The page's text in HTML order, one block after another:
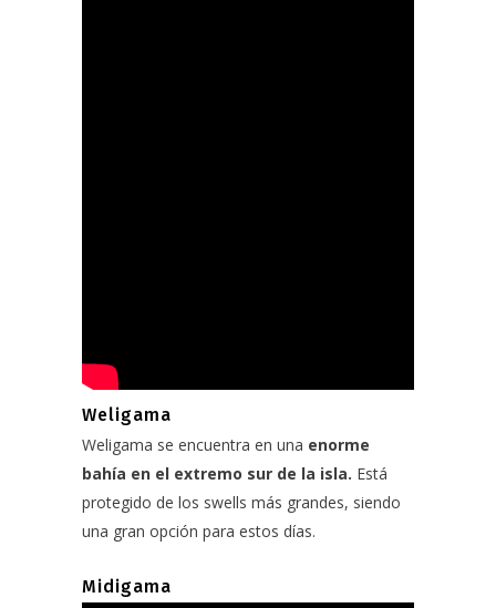
Weligama
Weligama se encuentra en una enorme
bahía en el extremo sur de la isla. Está
protegido de los swells más grandes, siendo
una gran opción para estos días.
Midigama